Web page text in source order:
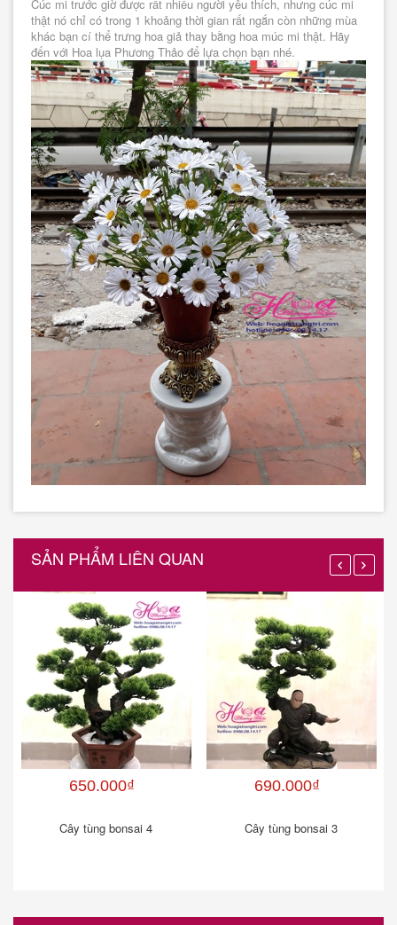
Cúc mi trước giờ được rất nhiều người yêu thích, nhưng cúc mi
thật nó chỉ có trong 1 khoảng thời gian rất ngắn còn những mùa
khác bạn cí thể trưng hoa giả thay bằng hoa múc mi thật. Hãy
đến với Hoa lụa Phương Thảo để lựa chọn bạn nhé.
SẢN PHẨM LIÊN QUAN
650.000₫
Cây tùng bonsai 4
690.000₫
Cây tùng bonsai 3